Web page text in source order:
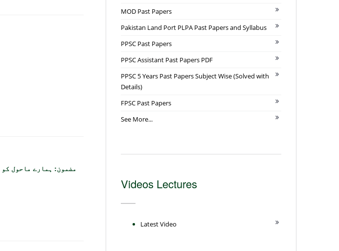
مضمون: ہمارے ماحول
MOD Past Papers
Pakistan Land Port PLPA Past Papers and Syllabus
PPSC Past Papers
PPSC Assistant Past Papers PDF
PPSC 5 Years Past Papers Subject Wise (Solved with
Details)
FPSC Past Papers
See More...
Videos Lectures
Latest Video